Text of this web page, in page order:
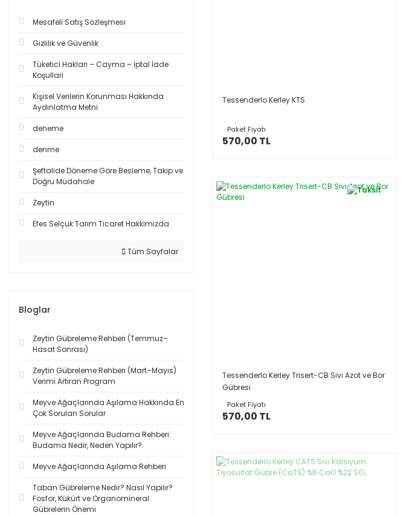
Mesafeli Satış Sözleşmesi
Gizlilik ve Güvenlik
Tüketici Haklari – Cayma – İptal İade
Koşullari
Kişisel Verilerin Korunması Hakkında
Aydınlatma Metni
deneme
denme
Şeftalide Döneme Göre Besleme, Takip ve
Doğru Müdahale
Zeytin
Efes Selçuk Tarım Ticaret Hakkimizda
Tüm Sayfalar
Bloglar
Zeytin Gübreleme Rehberi (Temmuz–
Hasat Sonrası)
Zeytin Gübreleme Rehberi (Mart–Mayıs)
Verimi Artıran Program
Meyve Ağaçlarında Aşılama Hakkında En
Çok Sorulan Sorular
Meyve Ağaçlarında Budama Rehberi:
Budama Nedir, Neden Yapılır?
Meyve Ağaçlarında Aşılama Rehberi
Taban Gübreleme Nedir? Nasıl Yapılır?
Fosfor, Kükürt ve Organomineral
Gübrelerin Önemi
Tessenderlo Kerley KTS
Paket Fiyatı
570,00 TL
Tessenderlo Kerley Trisert-CB Sıvı Azot ve Bor
Gübresi
Paket Fiyatı
570,00 TL